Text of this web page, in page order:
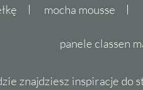
mocha mousse
panele classen
znajdziesz inspiracje do